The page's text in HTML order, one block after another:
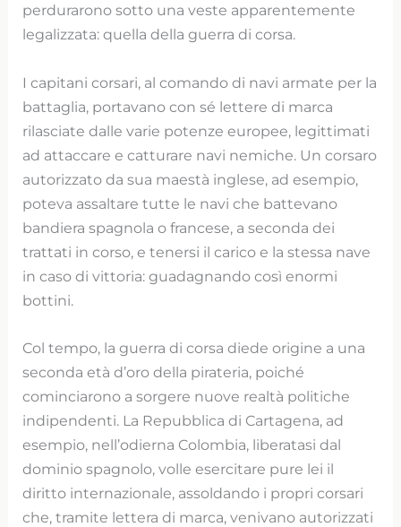
perdurarono sotto una veste apparentemente
legalizzata: quella della guerra di corsa.
I capitani corsari, al comando di navi armate per la
battaglia, portavano con sé lettere di marca
rilasciate dalle varie potenze europee, legittimati
ad attaccare e catturare navi nemiche. Un corsaro
autorizzato da sua maestà inglese, ad esempio,
poteva assaltare tutte le navi che battevano
bandiera spagnola o francese, a seconda dei
trattati in corso, e tenersi il carico e la stessa nave
in caso di vittoria: guadagnando così enormi
bottini.
Col tempo, la guerra di corsa diede origine a una
seconda età d’oro della pirateria, poiché
cominciarono a sorgere nuove realtà politiche
indipendenti. La Repubblica di Cartagena, ad
esempio, nell’odierna Colombia, liberatasi dal
dominio spagnolo, volle esercitare pure lei il
diritto internazionale, assoldando i propri corsari
che, tramite lettera di marca, venivano autorizzati